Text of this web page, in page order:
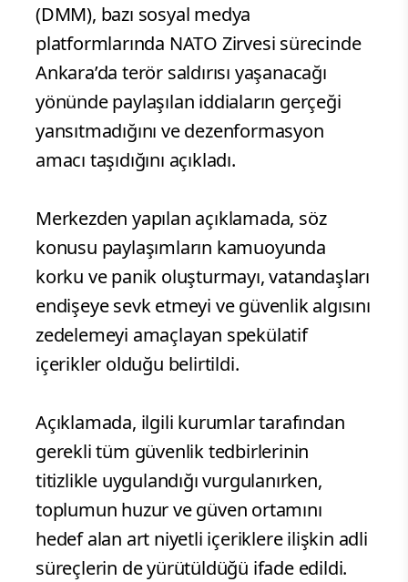
(DMM), bazı sosyal medya
platformlarında NATO Zirvesi sürecinde
Ankara’da terör saldırısı yaşanacağı
yönünde paylaşılan iddiaların gerçeği
yansıtmadığını ve dezenformasyon
amacı taşıdığını açıkladı.
Merkezden yapılan açıklamada, söz
konusu paylaşımların kamuoyunda
korku ve panik oluşturmayı, vatandaşları
endişeye sevk etmeyi ve güvenlik algısını
zedelemeyi amaçlayan spekülatif
içerikler olduğu belirtildi.
Açıklamada, ilgili kurumlar tarafından
gerekli tüm güvenlik tedbirlerinin
titizlikle uygulandığı vurgulanırken,
toplumun huzur ve güven ortamını
hedef alan art niyetli içeriklere ilişkin adli
süreçlerin de yürütüldüğü ifade edildi.